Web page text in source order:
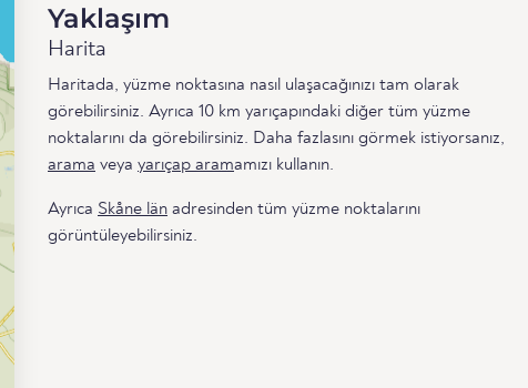
Yaklaşım
Harita
Haritada, yüzme noktasına nasıl ulaşacağınızı tam olarak
görebilirsiniz. Ayrıca 10 km yarıçapındaki diğer tüm yüzme
noktalarını da görebilirsiniz. Daha fazlasını görmek istiyorsanız,
arama veya yarıçap aramamızı kullanın.
Ayrıca Skåne län adresinden tüm yüzme noktalarını
görüntüleyebilirsiniz.